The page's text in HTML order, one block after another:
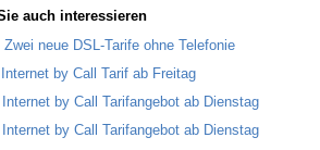
auch interessieren
neue DSL-Tarife ohne Telefonie
by Call Tarif ab Freitag
by Call Tarifangebot ab Dienstag
by Call Tarifangebot ab Dienstag